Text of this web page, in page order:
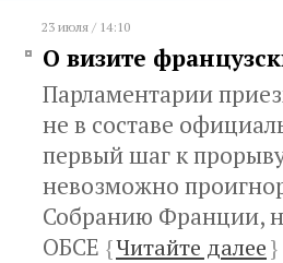
23 июля / 14:10
О визите
Парламентарии
не в составе
первый шаг к
невозможно
Собранию Франции,
ОБСЕ {Читайте далее}